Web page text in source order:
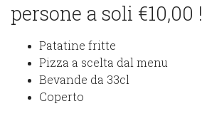
persone a soli €10,00 !
Patatine fritte
Pizza a scelta dal menu
Bevande da 33cl
Coperto